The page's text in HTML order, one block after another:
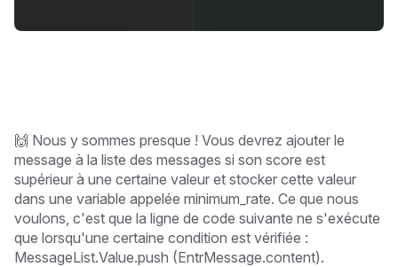
🙌 Nous y sommes presque ! Vous devrez ajouter le
message à la liste des messages si son score est
supérieur à une certaine valeur et stocker cette valeur
dans une variable appelée minimum_rate. Ce que nous
voulons, c'est que la ligne de code suivante ne s'exécute
que lorsqu'une certaine condition est vérifiée :
MessageList.Value.push (EntrMessage.content).